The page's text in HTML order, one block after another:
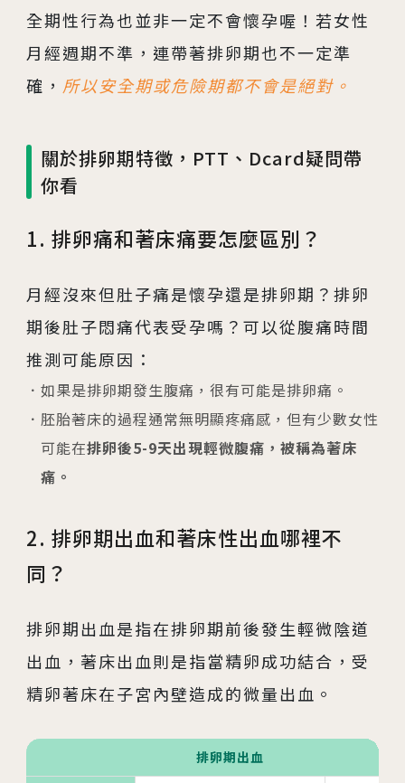
全期性行為也並非一定不會懷孕喔！若女性
月經週期不準，連帶著排卵期也不一定準
確， 所以安全期或危險期都不會是絕對。
關於排卵期特徵，PTT、Dcard疑問帶
你看
1. 排卵痛和著床痛要怎麼區別？
月經沒來但肚子痛是懷孕還是排卵期？排卵
期後肚子悶痛代表受孕嗎？可以從腹痛時間
推測可能原因：
如果是排卵期發生腹痛，很有可能是排卵痛。
胚胎著床的過程通常無明顯疼痛感，但有少數女性
可能在排卵後5-9天出現輕微腹痛，被稱為著床
痛。
2. 排卵期出血和著床性出血哪裡不
同？
排卵期出血是指在排卵期前後發生輕微陰道
出血，著床出血則是指當精卵成功結合，受
精卵著床在子宮內壁造成的微量出血。
排卵期出血